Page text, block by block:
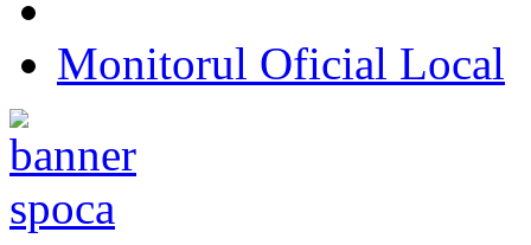
Monitorul Oficial Local